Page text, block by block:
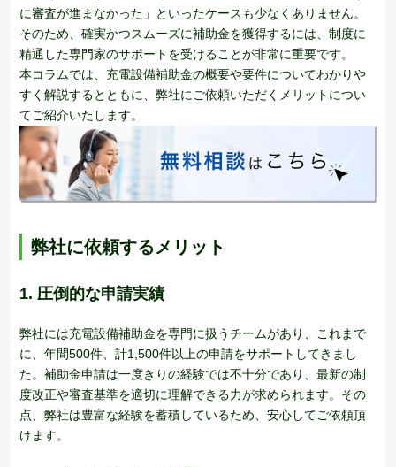
に審査が進まなかった」といったケースも少なくありません。
そのため、確実かつスムーズに補助金を獲得するには、制度に
精通した専門家のサポートを受けることが非常に重要です。
本コラムでは、充電設備補助金の概要や要件についてわかりや
すく解説するとともに、弊社にご依頼いただくメリットについ
てご紹介いたします。
弊社に依頼するメリット
1. 圧倒的な申請実績
弊社には充電設備補助金を専門に扱うチームがあり、これまで
に、年間500件、計1,500件以上の申請をサポートしてきまし
た。補助金申請は一度きりの経験では不十分であり、最新の制
度改正や審査基準を適切に理解できる力が求められます。その
点、弊社は豊富な経験を蓄積しているため、安心してご依頼頂
けます。